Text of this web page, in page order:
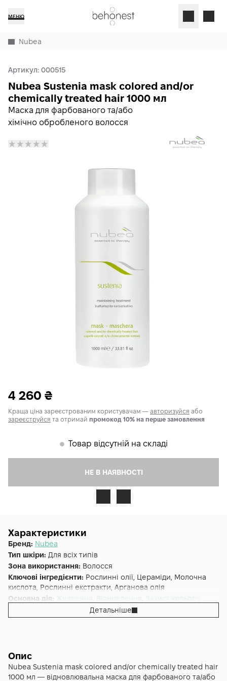
МЕНЮ
Nubea
Артикул: 000515
Маска для фарбованого та/або
хімічно обробленого волосся
Nubea Sustenia mask colored and/or
chemically treated hair 1000 мл
4 260 ₴
Краща ціна зареєстрованим користувачам — авторизуйся або
зареєструйся та отримай промокод 10% на перше замовлення
𒊹 Товар відсутній на складі
НЕ В НАЯВНОСТІ
Характеристики
Бренд: Nubea
Тип шкіри: Для всіх типів
Зона використання: Волосся
Ключові інгредієнти: Рослинні олії, Цераміди, Молочна
кислота, Рослинні екстракти, Арганова олія
Основна дія: Живлення Відновлення Захист кольору ,
Форма випуску:Маска
Альтернативна назва:
або освітленого волосся 1L
Тип волосся:Пофарбоване, Пошкоджене
Детальніше
Опис
Nubea Sustenia mask colored and/or chemically treated hair
1000 мл — відновлювальна маска для фарбованого та/або